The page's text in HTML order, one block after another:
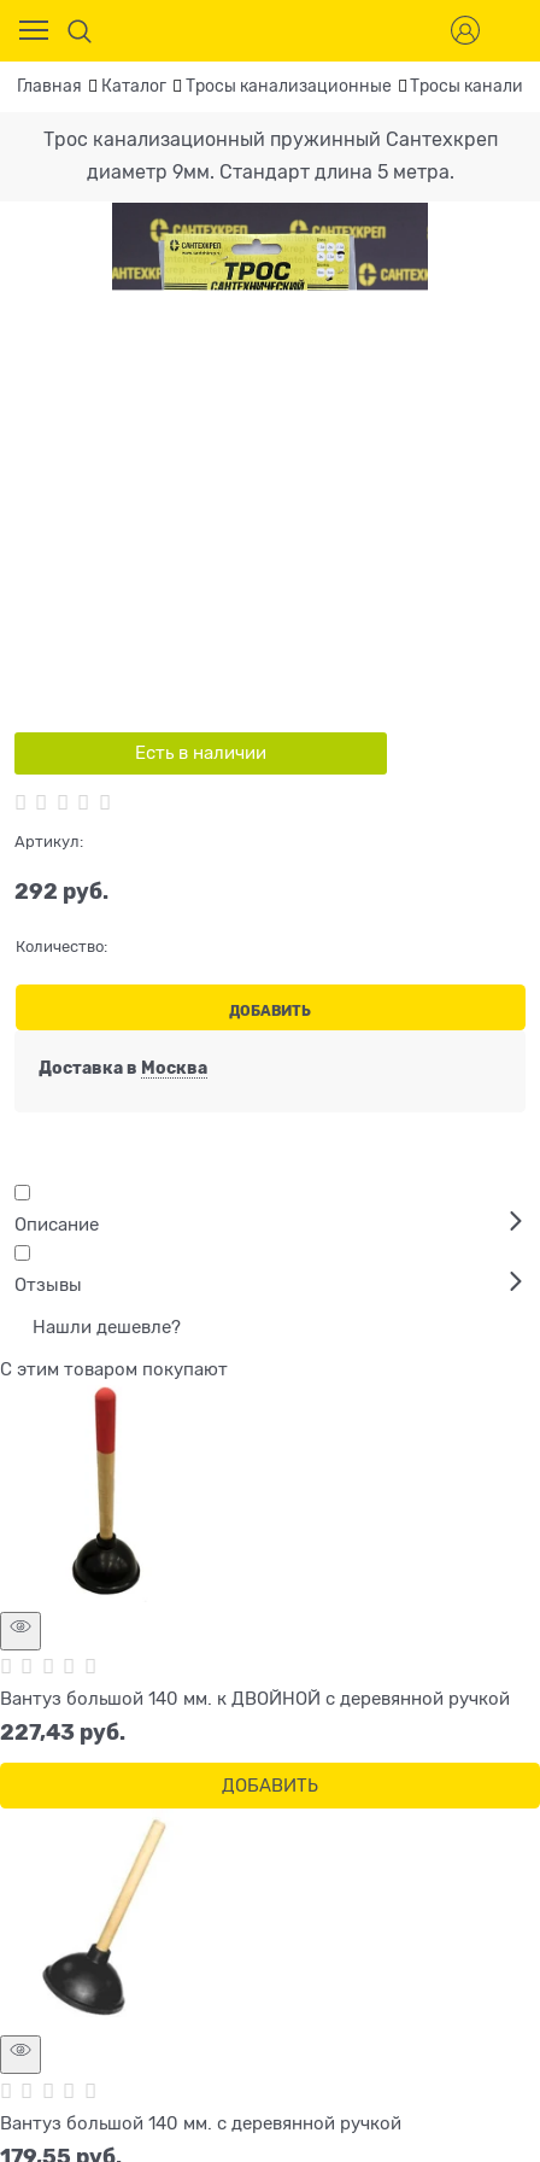
Главная Каталог Тросы канализационные Тросы
Трос канализационный пружинный Сантехкреп
диаметр 9мм. Стандарт длина 5 метра.
Есть в наличии
Артикул:
292 руб.
Количество:
ДОБАВИТЬ
Доставка в Москва
Описание
Отзывы
Нашли дешевле?
С этим товаром покупают
Вантуз большой 140 мм. к ДВОЙНОЙ с деревянной ручкой
227,43 руб.
ДОБАВИТЬ
Вантуз большой 140 мм. с деревянной ручкой
179,55 руб.